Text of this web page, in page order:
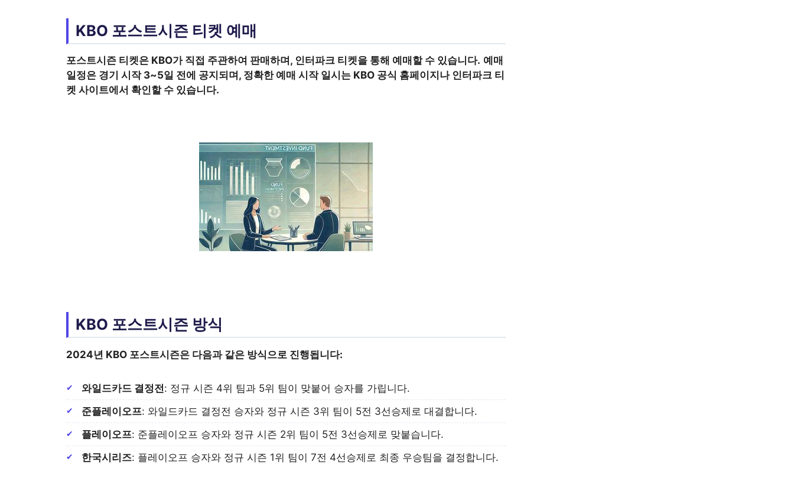
KBO 포스트시즌 티켓 예매
포스트시즌 티켓은 KBO가 직접 주관하여 판매하며, 인터파크 티켓을 통해 예매할 수 있습니다. 예매
일정은 경기 시작 3~5일 전에 공지되며, 정확한 예매 시작 일시는 KBO 공식 홈페이지나 인터파크 티
켓 사이트에서 확인할 수 있습니다.
KBO 포스트시즌 방식
2024년 KBO 포스트시즌은 다음과 같은 방식으로 진행됩니다:
와일드카드 결정전: 정규 시즌 4위 팀과 5위 팀이 맞붙어 승자를 가립니다.
준플레이오프: 와일드카드 결정전 승자와 정규 시즌 3위 팀이 5전 3선승제로 대결합니다.
플레이오프: 준플레이오프 승자와 정규 시즌 2위 팀이 5전 3선승제로 맞붙습니다.
한국시리즈: 플레이오프 승자와 정규 시즌 1위 팀이 7전 4선승제로 최종 우승팀을 결정합니다.